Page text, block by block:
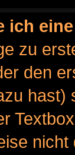
ich
zu
den
hast)